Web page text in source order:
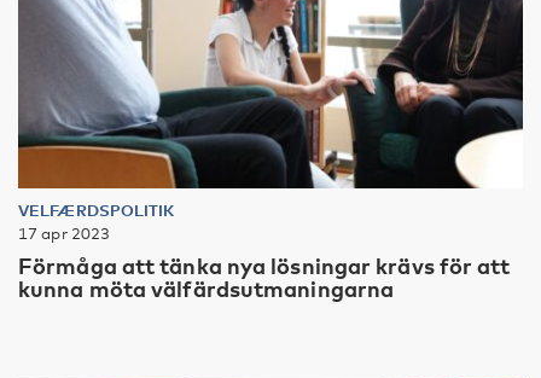
VELFÆRDSPOLITIK
17 apr 2023
Förmåga att tänka nya lösningar krävs för att
kunna möta välfärdsutmaningarna